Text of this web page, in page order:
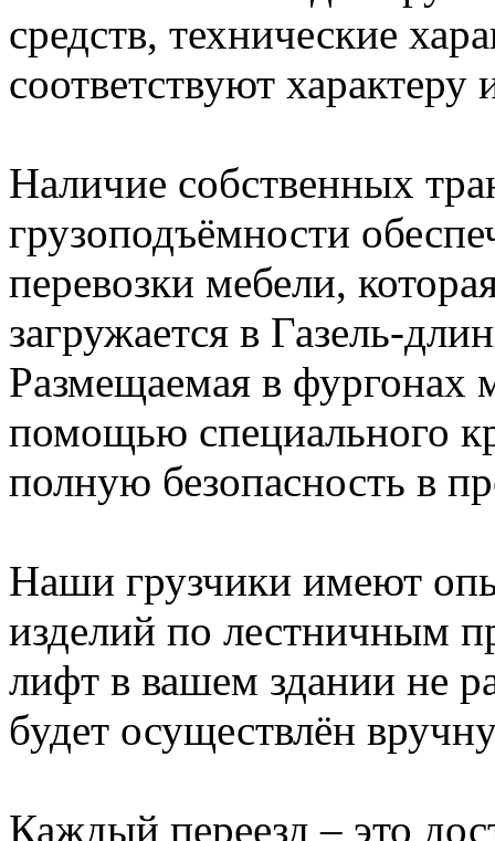
средств, технические
соответствуют характеру
Наличие собственных
грузоподъёмности
перевозки мебели,
загружается в Газель-
Размещаемая в фургонах
помощью специального
полную безопасность в
Наши грузчики имеют
изделий по лестничным
лифт в вашем здании не
будет осуществлён
Каждый переезд – это